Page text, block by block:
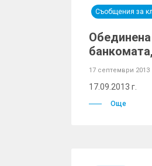
Съобщения за
17 септември 2013
17.09.2013 г.
Още